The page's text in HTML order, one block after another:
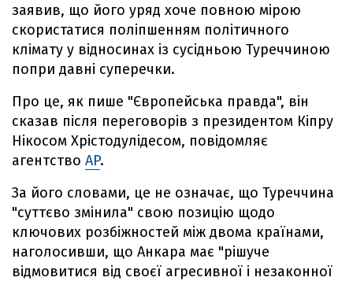
заявив, що його уряд хоче повною мірою
скористатися поліпшенням політичного
клімату у відносинах із сусідньою Туреччиною
попри давні суперечки.
Про це, як пише "Європейська правда", він
сказав після переговорів з президентом Кіпру
Нікосом Хрістодулідесом, повідомляє
агентство AP.
За його словами, це не означає, що Туреччина
"суттєво змінила" свою позицію щодо
ключових розбіжностей між двома країнами,
наголосивши, що Анкара має "рішуче
відмовитися від своєї агресивної і незаконної